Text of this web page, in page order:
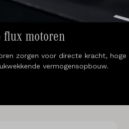
flux motoren
zorgen voor directe kracht, hoge
vermogensopbouw.